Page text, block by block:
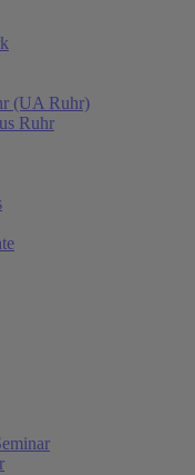
(UA Ruhr)
Ruhr